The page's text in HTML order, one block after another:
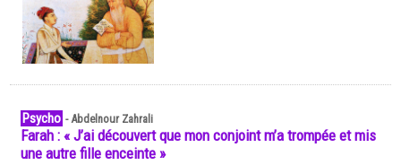
Psycho -Abdelnour Zahrali
Farah : « J’ai découvert que mon conjoint m’a trompée et mis
une autre fille enceinte »